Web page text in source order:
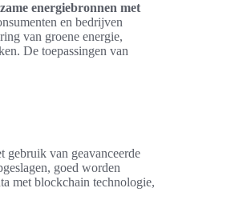
energiebronnen met
en bedrijven
van groene energie,
De toepassingen van
gebruik van geavanceerde
goed worden
met blockchain technologie,